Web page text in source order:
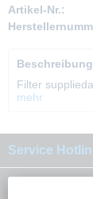
Artikel-Nr.:
Beschreibung
Filter
mehr
Service